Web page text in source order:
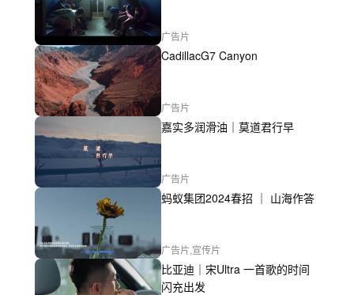
广告片
CadillacG7 Canyon
广告片
嘉实多润滑油｜莫道君行早
广告片
蚂蚁集团2024春招 ｜ 山海作答
广告片,宣传片
比亚迪｜宋Ultra 一首歌的时间
闪充出发